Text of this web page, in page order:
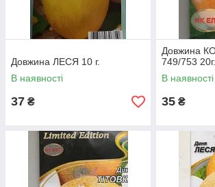
Довжина ЛЕСЯ 10 г.
В наявності
37 ₴
Довжина
749/753 20г.
В наявності
35 ₴